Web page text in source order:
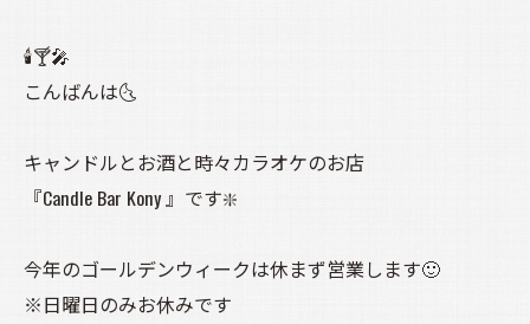
🕯️🍸️🎤
こんばんは🌜️
キャンドルとお酒と時々カラオケのお店
『Candle Bar Kony 』です❇️
今年のゴールデンウィークは休まず営業します🙂
※日曜日のみお休みです